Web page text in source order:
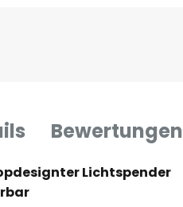
Bewertungen
Lichtspender